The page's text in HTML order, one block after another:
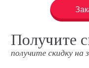
Получите
получите скидку на